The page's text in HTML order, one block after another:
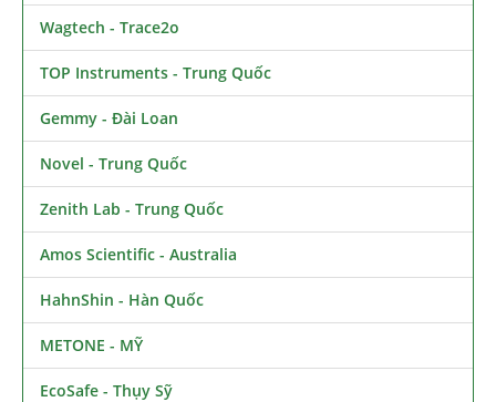
Wagtech - Trace2o
TOP Instruments - Trung Quốc
Gemmy - Đài Loan
Novel - Trung Quốc
Zenith Lab - Trung Quốc
Amos Scientific - Australia
HahnShin - Hàn Quốc
METONE - MỸ
EcoSafe - Thụy Sỹ